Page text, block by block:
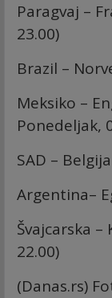
Paragvaj –
23.00)
Brazil –
Meksiko –
Ponedeljak,
SAD –
Argentina–
Švajcarska
22.00)
(Danas.rs)